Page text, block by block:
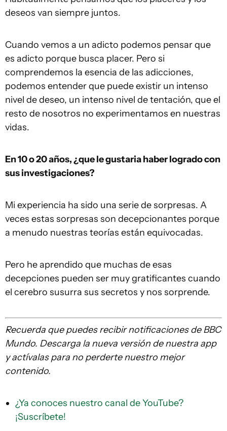
deseos van siempre juntos.
Cuando vemos a un adicto podemos pensar que
es adicto porque busca placer. Pero si
comprendemos la esencia de las adicciones,
podemos entender que puede existir un intenso
nivel de deseo, un intenso nivel de tentación, que el
resto de nosotros no experimentamos en nuestras
vidas.
En 10 o 20 años,¿quelegustaria haber logradocon
sus investigaciones?
Mi experiencia ha sido una serie de sorpresas. A
veces estas sorpresas son decepcionantes porque
a menudo nuestras teorías están equivocadas.
Pero he aprendido que muchas de esas
decepciones pueden ser muy gratificantes cuando
el cerebro susurra sus secretos y nos sorprende.
Recuerda quepuedes recibir notificaciones de BBC
Mundo. Descarga la nueva versión de nuestra app
y actívalas para no perderte nuestro mejor
contenido.
¿Ya conoces nuestro canal de YouTube?
¡Suscríbete!